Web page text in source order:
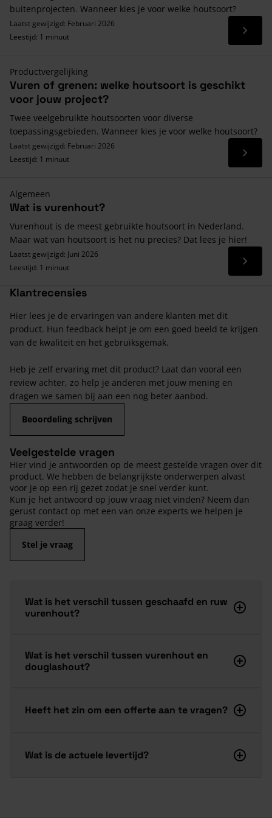
buitenprojecten. Wanneer kies je voor welke houtsoort?
Laatst gewijzigd: Februari 2026
Leestijd: 1 minuut
Lees
Productvergelijking
Vuren of grenen: welke houtsoort is geschikt
voor jouw project?
Twee veelgebruikte houtsoorten voor diverse
toepassingsgebieden. Wanneer kies je voor welke houtsoort?
Laatst gewijzigd: Februari 2026
Leestijd: 1 minuut
Lees
Algemeen
Wat is vurenhout?
Vurenhout is de meest gebruikte houtsoort in Nederland.
Maar wat van houtsoort is het nu precies? Dat lees je hier!
Laatst gewijzigd: Juni 2026
Leestijd: 1 minuut
Lees
Klantrecensies
Hier lees je de ervaringen van andere klanten met dit
product. Hun feedback helpt je om een goed beeld te krijgen
van de kwaliteit en het gebruiksgemak.
Heb je zelf ervaring met dit product? Laat dan vooral een
review achter, zo help je anderen met jouw mening en
dragen we samen bij aan een nog beter aanbod.
Beoordeling schrijven
Veelgestelde vragen
Hier vind je antwoorden op de meest gestelde vragen over dit
product. We hebben de belangrijkste onderwerpen alvast
voor je op een rij gezet zodat je snel verder kunt.
Kun je het antwoord op jouw vraag niet vinden? Neem dan
gerust contact op met een van onze experts we helpen je
graag verder!
Stel je vraag
Wat is het verschil tussen geschaafd en ruw
vurenhout?
Wat is het verschil tussen vurenhout en
douglashout?
Heeft het zin om een offerte aan te vragen?
Wat is de actuele levertijd?